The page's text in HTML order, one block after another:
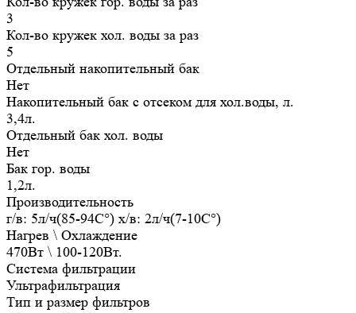
3
Кол-во кружек хол. воды за раз
5
Отдельный накопительный бак
Нет
Накопительный бак с отсеком для хол.воды, л.
3,4л.
Отдельный бак хол. воды
Нет
Бак гор. воды
1,2л.
Производительность
г/в: 5л/ч(85-94C°) х/в: 2л/ч(7-10C°)
Нагрев \ Охлаждение
470Вт \ 100-120Вт.
Система фильтрации
Ультрафильтрация
Тип и размер фильтров